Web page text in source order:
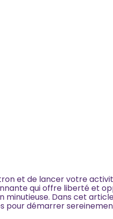
et de lancer votre
qui offre liberté et
minutieuse. Dans cet
pour démarrer